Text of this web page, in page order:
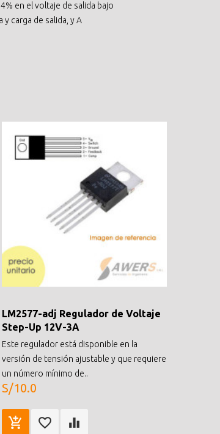
en el voltaje de salida bajo
carga de salida, y A
LM2577-adj Regulador de Voltaje
Step-Up 12V-3A
Este regulador está disponible en la
versión de tensión ajustable y que requiere
un número mínimo de..
S/10.0